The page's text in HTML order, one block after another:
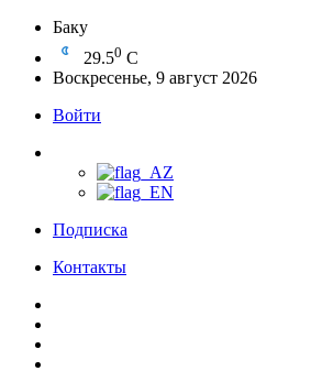
Баку
29.50 C
Воскресенье, 9 август 2026
Войти
Подписка
Контакты